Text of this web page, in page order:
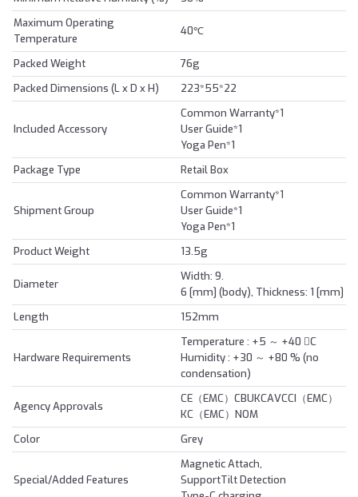
Maximum Operating
Temperature
40℃
Packed Weight
76g
Packed Dimensions (L x D x H)
223*55*22
Included Accessory
Common Warranty*1
User Guide*1
Yoga Pen*1
Package Type
Retail Box
Shipment Group
Common Warranty*1
User Guide*1
Yoga Pen*1
Product Weight
13.5g
Diameter
Width: 9.
6 [mm] (body), Thickness: 1 [mm]
Length
152mm
Hardware Requirements
Temperature : +5 ～ +40 C
Humidity : +30 ～ +80 % (no
condensation)
Agency Approvals
CE（EMC）CBUKCAVCCI（EMC）
KC（EMC）NOM
Color
Grey
Special/Added Features
Magnetic Attach,
SupportTilt Detection